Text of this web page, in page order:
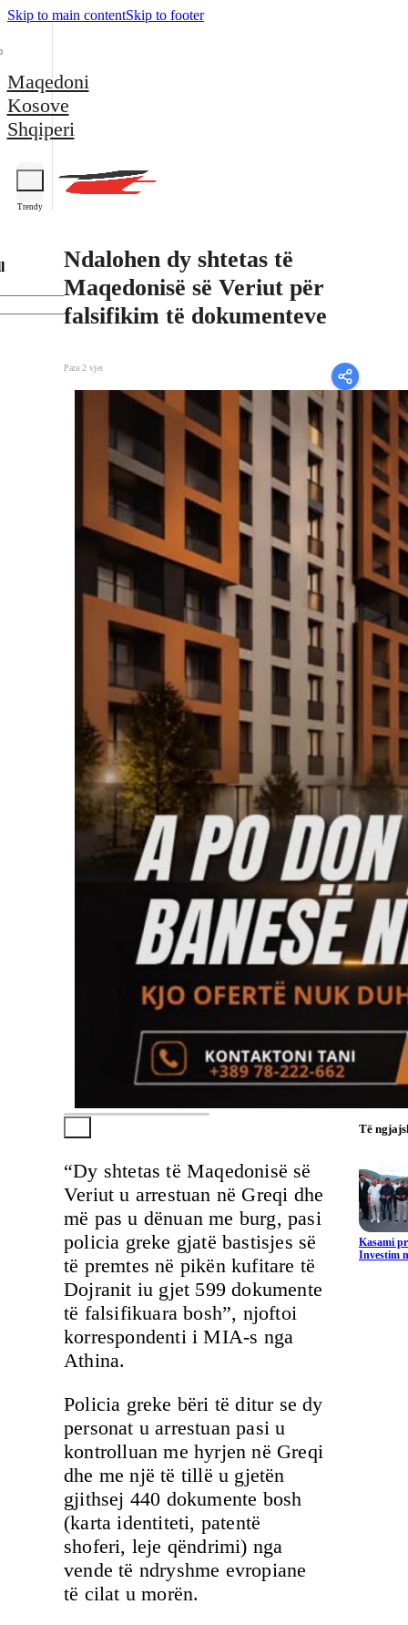
Skip to main contentSkip to footer
Maqedoni
Kosove
Shqiperi
Trendy
Ndalohen dy shtetas të
Maqedonisë së Veriut për
falsifikim të dokumenteve
Para 2 vjet
“Dy shtetas të Maqedonisë së
Veriut u arrestuan në Greqi dhe
më pas u dënuan me burg, pasi
policia greke gjatë bastisjes së
të premtes në pikën kufitare të
Dojranit iu gjet 599 dokumente
të falsifikuara bosh”, njoftoi
korrespondenti i MIA-s nga
Athina.
Policia greke bëri të ditur se dy
personat u arrestuan pasi u
kontrolluan me hyrjen në Greqi
dhe me një të tillë u gjetën
gjithsej 440 dokumente bosh
(karta identiteti, patentë
shoferi, leje qëndrimi) nga
vende të ndryshme evropiane
të cilat u morën.
Të
Kasami
Investim